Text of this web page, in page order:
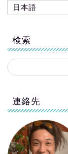
日本語
検索
連絡先